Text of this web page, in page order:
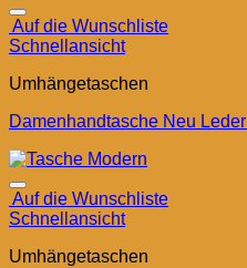
Auf die Wunschliste
Schnellansicht
Umhängetaschen
Damenhandtasche Neu
Auf die Wunschliste
Schnellansicht
Umhängetaschen